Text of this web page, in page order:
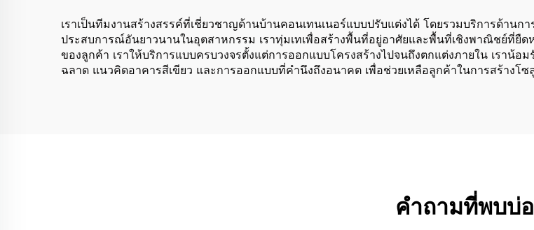
เราเป็นทีมงานสร้างสรรค์ที่เชี่ยวชาญด้านบ้านคอนเทนเนอร์แบบปรับแต่งได้ โดยรวมบริการด้าน
ประสบการณ์อันยาวนานในอุตสาหกรรม เราทุ่มเทเพื่อสร้างพื้นที่อยู่อาศัยและพื้นที่เชิงพาณิชย์ที่
ของลูกค้า เราให้บริการแบบครบวงจรตั้งแต่การออกแบบโครงสร้างไปจนถึงตกแต่งภายใน เราน้
ฉลาด แนวคิดอาคารสีเขียว และการออกแบบที่คำนึงถึงอนาคต เพื่อช่วยเหลือลูกค้าในการสร้าง
คำถามที่พบบ่